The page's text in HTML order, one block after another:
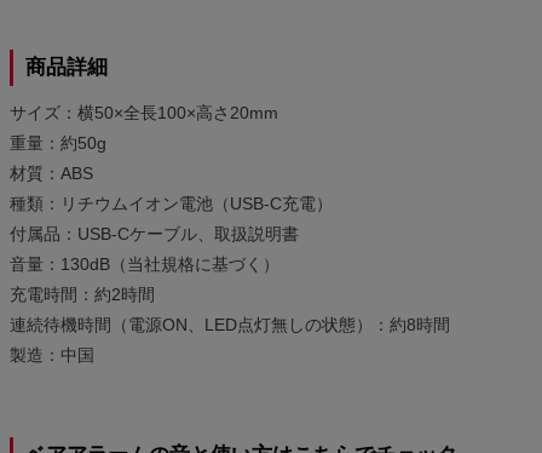
商品詳細
サイズ：横50×全長100×高さ20mm
重量：約50g
材質：ABS
種類：リチウムイオン電池（USB-C充電）
付属品：USB-Cケーブル、取扱説明書
音量：130dB（当社規格に基づく）
充電時間：約2時間
連続待機時間（電源ON、LED点灯無しの状態）：約8時間
製造：中国